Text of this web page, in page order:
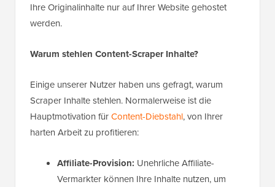
Ihre Originalinhalte nur auf Ihrer Website gehostet
werden.
Warum stehlen Content-Scraper Inhalte?
Einige unserer Nutzer haben uns gefragt, warum
Scraper Inhalte stehlen. Normalerweise ist die
Hauptmotivation fürContent-Diebstahl, von Ihrer
harten Arbeit zu profitieren:
Affiliate-Provision: Unehrliche Affiliate-
Vermarkter können Ihre Inhalte nutzen, um